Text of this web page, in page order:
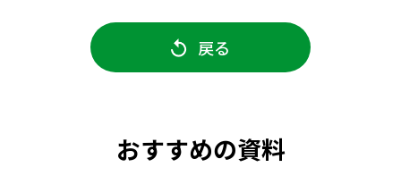
戻る
おすすめの資料